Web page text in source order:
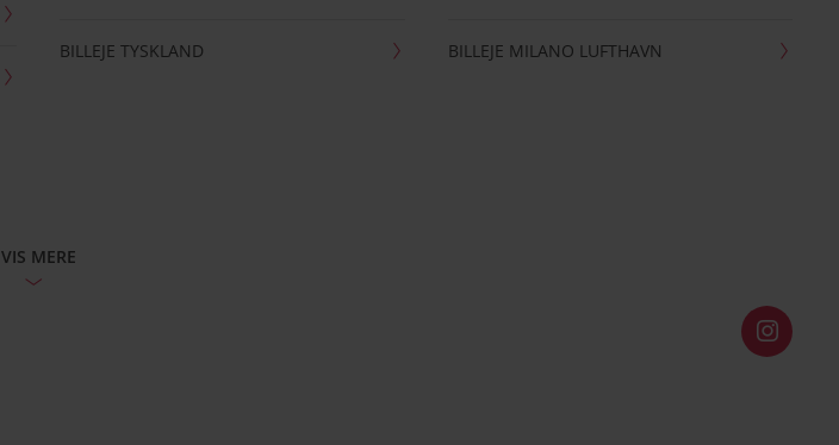
BILLEJE TYSKLAND BILLEJE MILANO LUFTHAVN
VIS MERE